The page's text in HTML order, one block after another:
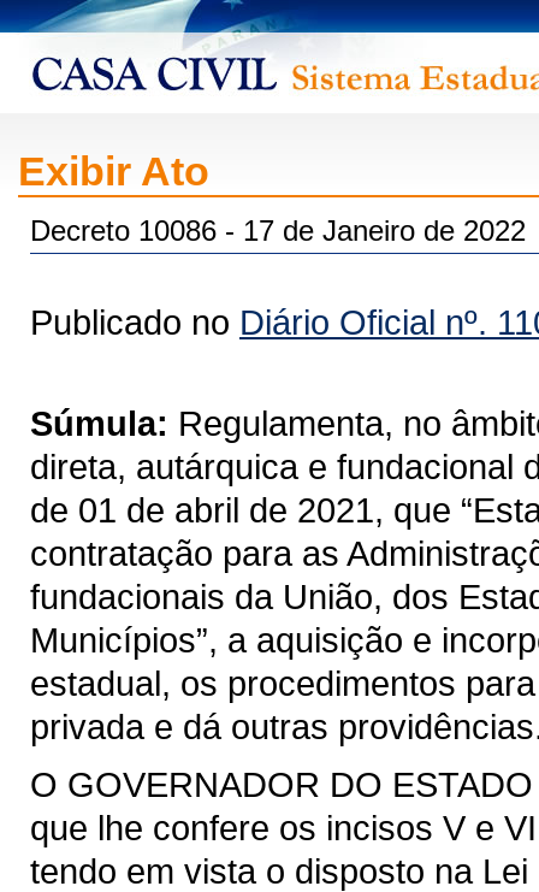
Exibir Ato
Decreto 10086 - 17 de Janeiro de 2022
Publicado no Diário Oficial nº.
Súmula: Regulamenta, no
direta, autárquica e fundacional
de 01 de abril de 2021, que
contratação para as
fundacionais da União, dos
Municípios”, a aquisição e
estadual, os procedimentos
privada e dá outras
O GOVERNADOR DO
que lhe confere os incisos V e
tendo em vista o disposto na